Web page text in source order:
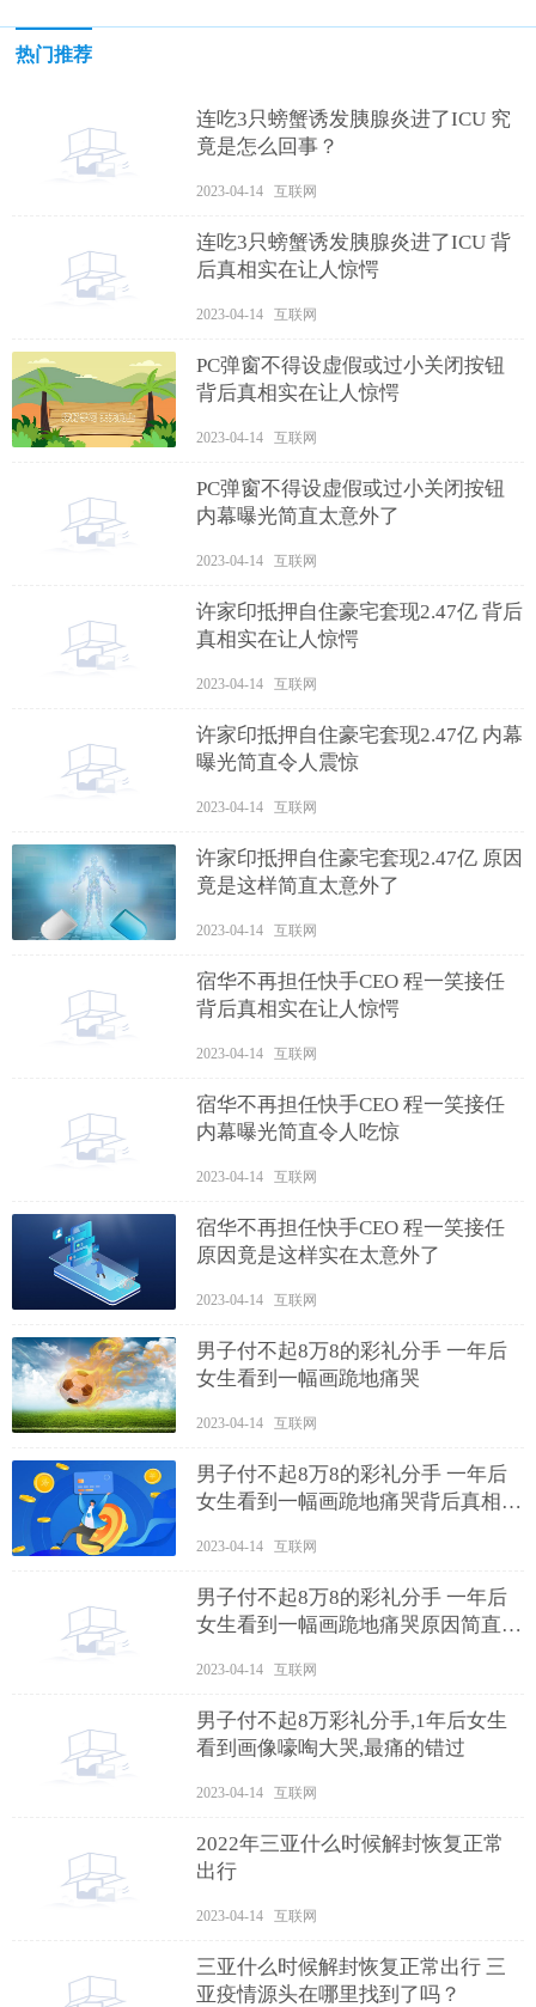
热门推荐
连吃3只螃蟹诱发胰腺炎进了ICU 究
竟是怎么回事？
2023-04-14 互联网
连吃3只螃蟹诱发胰腺炎进了ICU 背
后真相实在让人惊愕
2023-04-14 互联网
PC弹窗不得设虚假或过小关闭按钮
背后真相实在让人惊愕
2023-04-14 互联网
PC弹窗不得设虚假或过小关闭按钮
内幕曝光简直太意外了
2023-04-14 互联网
许家印抵押自住豪宅套现2.47亿 背后
真相实在让人惊愕
2023-04-14 互联网
许家印抵押自住豪宅套现2.47亿 内幕
曝光简直令人震惊
2023-04-14 互联网
许家印抵押自住豪宅套现2.47亿 原因
竟是这样简直太意外了
2023-04-14 互联网
宿华不再担任快手CEO 程一笑接任
背后真相实在让人惊愕
2023-04-14 互联网
宿华不再担任快手CEO 程一笑接任
内幕曝光简直令人吃惊
2023-04-14 互联网
宿华不再担任快手CEO 程一笑接任
原因竟是这样实在太意外了
2023-04-14 互联网
男子付不起8万8的彩礼分手 一年后
女生看到一幅画跪地痛哭
2023-04-14 互联网
男子付不起8万8的彩礼分手 一年后
女生看到一幅画跪地痛哭背后真相实
2023-04-14 互联网
男子付不起8万8的彩礼分手 一年后
女生看到一幅画跪地痛哭原因简直太
2023-04-14 互联网
男子付不起8万彩礼分手,1年后女生
看到画像嚎啕大哭,最痛的错过
2023-04-14 互联网
2022年三亚什么时候解封恢复正常
出行
2023-04-14 互联网
三亚什么时候解封恢复正常出行 三
亚疫情源头在哪里找到了吗？